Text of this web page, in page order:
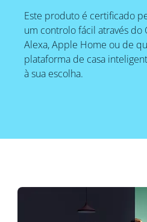
Este produto é certificado
um controlo fácil através do
Alexa, Apple Home ou de
plataforma de casa
à sua escolha.